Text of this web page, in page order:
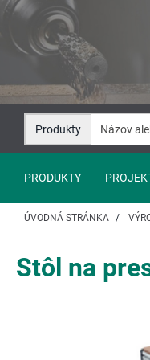
Prejsť
Obsah
Prejsť
Navigáciu
Produkty
PRODUKTY
ÚVODNÁ STRÁNKA
Stôl na